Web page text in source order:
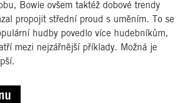
Bowie ovšem taktéž dobové trendy
propojit střední proud s uměním. To se
hudby povedlo více hudebníkům,
mezi nejzářnější příklady. Možná je